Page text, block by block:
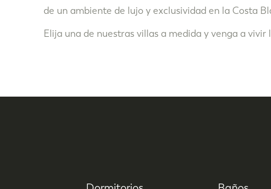
de un ambiente de lujo y exclusividad en la Costa
Elija una de nuestras villas a medida y venga a